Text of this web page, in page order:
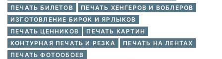
ПЕЧАТЬ БИЛЕТОВ
ПЕЧАТЬ ХЕНГЕРОВ И ВОБЛЕРОВ
ИЗГОТОВЛЕНИЕ БИРОК И ЯРЛЫКОВ
ПЕЧАТЬ ЦЕННИКОВ
ПЕЧАТЬ КАРТИН
КОНТУРНАЯ ПЕЧАТЬ И РЕЗКА
ПЕЧАТЬ НА ЛЕНТАХ
ПЕЧАТЬ ФОТООБОЕВ